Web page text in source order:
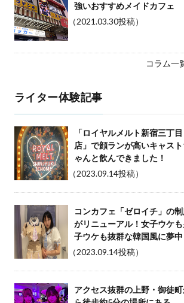
強いおすすめメイドカフェ
（2021.03.30投稿）
コラム一
ライター体験記事
「ロイヤルメルト新宿三丁目
店」で顔ランが高いキャスト
ゃんと飲んできました！
（2023.09.14投稿）
コンカフェ「ゼロイチ」の制
がリニューアル！女子ウケも
子ウケも抜群な韓国風に夢中
（2023.09.14投稿）
アクセス抜群の上野・御徒